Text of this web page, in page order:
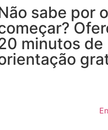
sabe por
minutos de